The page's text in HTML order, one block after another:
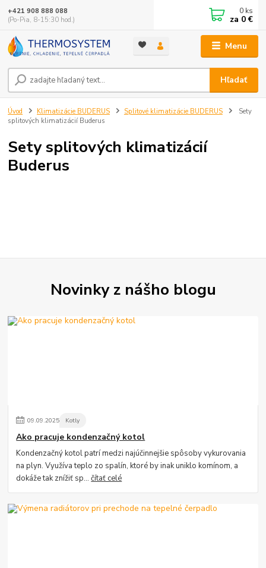
Menu
Hľadať
+421 908 888 088
(Po-Pia, 8-15:30 hod.)
0 ks
za 0 €
Úvod Klimatizácie BUDERUS Splitové klimatizácie BUDERUS
Sety
splitových klimatizácií Buderus
Sety splitových klimatizácií
Buderus
Novinky z nášho blogu
09.09.2025 Kotly
Ako pracuje kondenzačný kotol
Kondenzačný kotol patrí medzi najúčinnejšie spôsoby vykurovania
na plyn. Využíva teplo zo spalín, ktoré by inak uniklo komínom, a
dokáže tak znížiť sp...čítať celé